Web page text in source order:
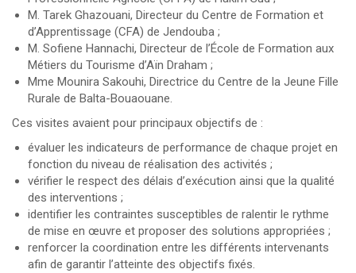
M. Tarek Ghazouani, Directeur du Centre de Formation et
d’Apprentissage (CFA) de Jendouba ;
M. Sofiene Hannachi, Directeur de l’École de Formation aux
Métiers du Tourisme d’Aïn Draham ;
Mme Mounira Sakouhi, Directrice du Centre de la Jeune Fille
Rurale de Balta-Bouaouane.
Ces visites avaient pour principaux objectifs de :
évaluer les indicateurs de performance de chaque projet en
fonction du niveau de réalisation des activités ;
vérifier le respect des délais d’exécution ainsi que la qualité
des interventions ;
identifier les contraintes susceptibles de ralentir le rythme
de mise en œuvre et proposer des solutions appropriées ;
renforcer la coordination entre les différents intervenants
afin de garantir l’atteinte des objectifs fixés.